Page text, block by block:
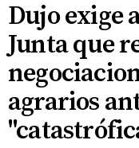
Dujo exige
Junta que
agrarios